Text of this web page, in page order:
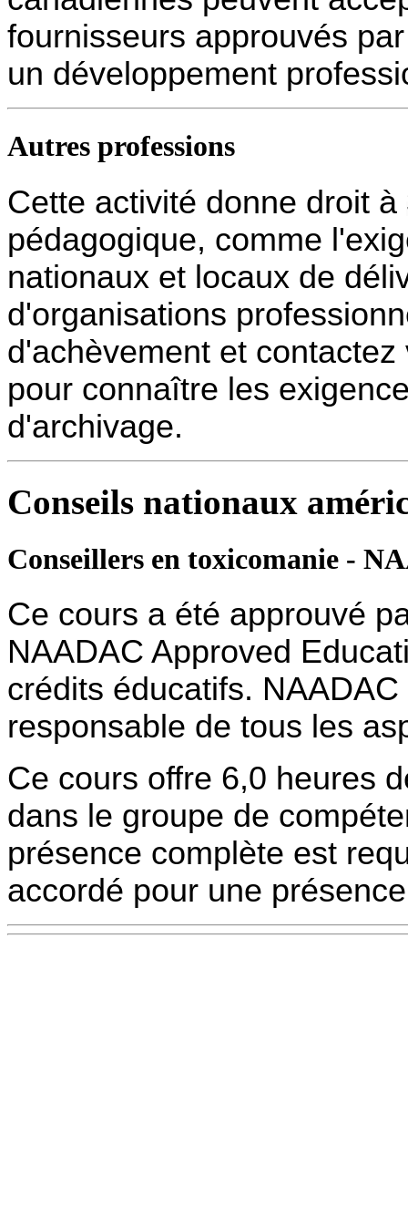
fournisseurs approuvés
un développement
Autres professions
Cette activité donne droit à
pédagogique, comme
nationaux et locaux de
d'organisations
d'achèvement et
pour connaître les
d'archivage.
Conseils nationaux
Conseillers en toxicomanie -
Ce cours a été approuvé
NAADAC Approved
crédits éducatifs.
responsable de tous les
Ce cours offre 6,0 heures
dans le groupe de
présence complète est
accordé pour une